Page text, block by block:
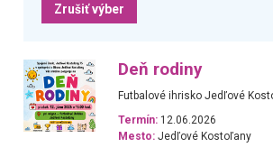
Zrušiť výber
Deň rodiny
Futbalové ihrisko Jedľové
Termín: 12.06.2026
Mesto: Jedľové Kostoľany